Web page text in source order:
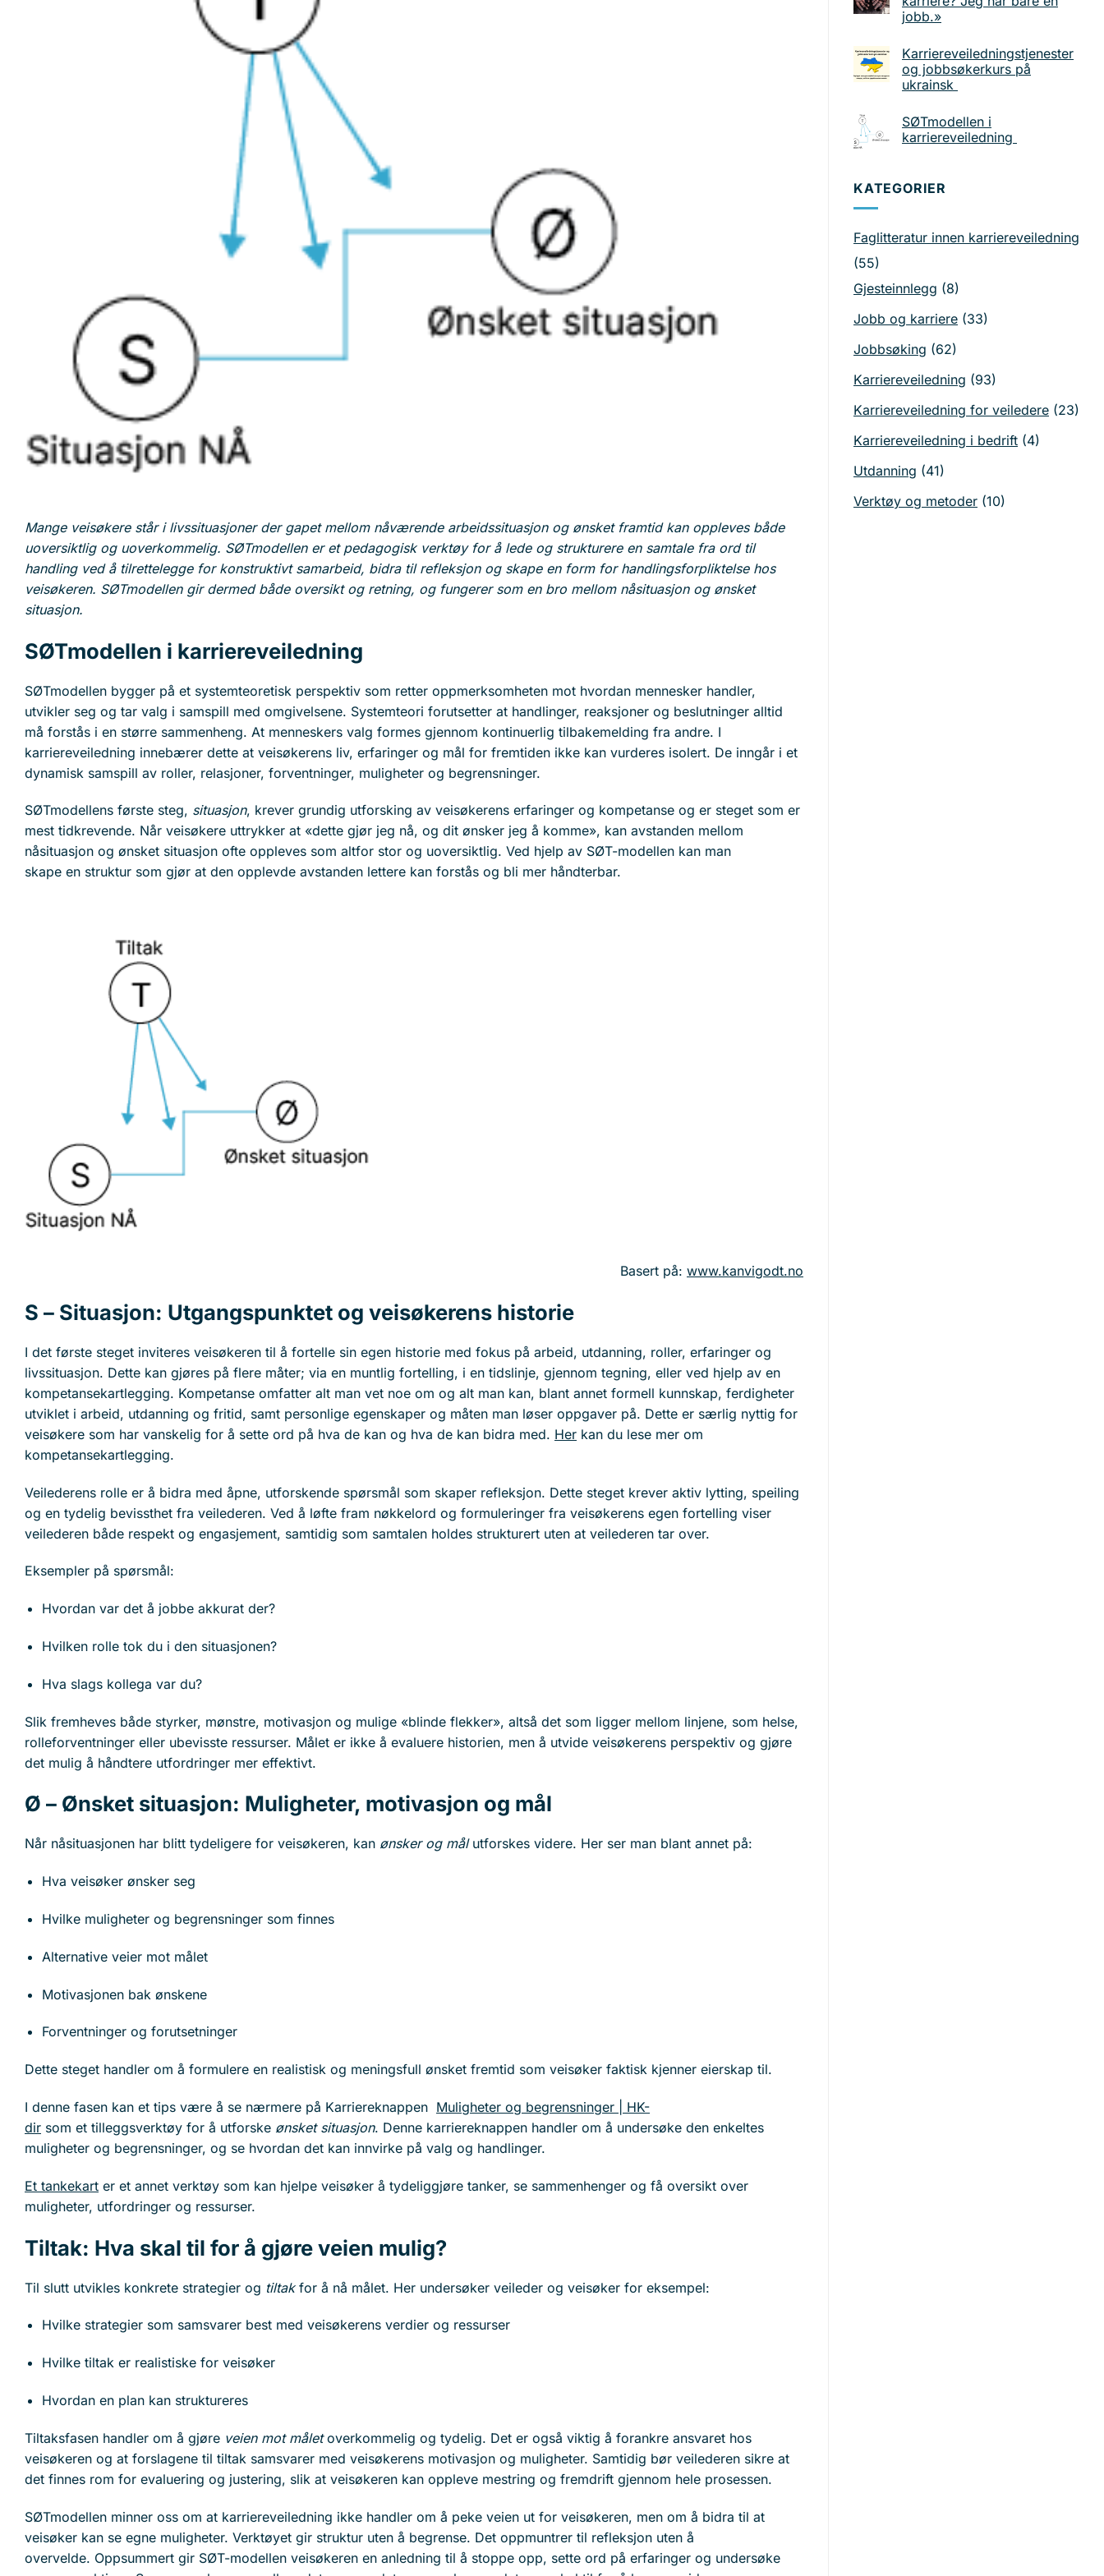
Mange veisøkere står i livssituasjoner der gapet mellom nåværende arbeidssituasjon og ønsket framtid kan oppleves både
uoversiktlig og uoverkommelig. SØTmodellen er et pedagogisk verktøy for å lede og strukturere en samtale fra ord til
handling ved å tilrettelegge for konstruktivt samarbeid, bidra til refleksjon og skape en form for handlingsforpliktelse hos
veisøkeren. SØTmodellen gir dermed både oversikt og retning, og fungerer som en bro mellom nåsituasjon og ønsket
situasjon.
SØTmodellen i karriereveiledning
SØTmodellen bygger på et systemteoretisk perspektiv som retter oppmerksomheten mot hvordan mennesker handler,
utvikler seg og tar valg i samspill med omgivelsene. Systemteori forutsetter at handlinger, reaksjoner og beslutninger alltid
må forstås i en større sammenheng. At menneskers valg formes gjennom kontinuerlig tilbakemelding fra andre. I
karriereveiledning innebærer dette at veisøkerens liv, erfaringer og mål for fremtiden ikke kan vurderes isolert. De inngår i et
dynamisk samspill av roller, relasjoner, forventninger, muligheter og begrensninger.
SØTmodellens første steg, situasjon, krever grundig utforsking av veisøkerens erfaringer og kompetanse og er steget som er
mest tidkrevende. Når veisøkere uttrykker at «dette gjør jeg nå, og dit ønsker jeg å komme», kan avstanden mellom
nåsituasjon og ønsket situasjon ofte oppleves som altfor stor og uoversiktlig. Ved hjelp av SØT-modellen kan man
skape en struktur som gjør at den opplevde avstanden lettere kan forstås og bli mer håndterbar.
Basert på: www.kanvigodt.no
S – Situasjon: Utgangspunktet og veisøkerens historie
I det første steget inviteres veisøkeren til å fortelle sin egen historie med fokus på arbeid, utdanning, roller, erfaringer og
livssituasjon. Dette kan gjøres på flere måter; via en muntlig fortelling, i en tidslinje, gjennom tegning, eller ved hjelp av en
kompetansekartlegging. Kompetanse omfatter alt man vet noe om og alt man kan, blant annet formell kunnskap, ferdigheter
utviklet i arbeid, utdanning og fritid, samt personlige egenskaper og måten man løser oppgaver på. Dette er særlig nyttig for
veisøkere som har vanskelig for å sette ord på hva de kan og hva de kan bidra med. Her kan du lese mer om
kompetansekartlegging.
Veilederens rolle er å bidra med åpne, utforskende spørsmål som skaper refleksjon. Dette steget krever aktiv lytting, speiling
og en tydelig bevissthet fra veilederen. Ved å løfte fram nøkkelord og formuleringer fra veisøkerens egen fortelling viser
veilederen både respekt og engasjement, samtidig som samtalen holdes strukturert uten at veilederen tar over.
Eksempler på spørsmål:
Hvordan var det å jobbe akkurat der?
Hvilken rolle tok du i den situasjonen?
Hva slags kollega var du?
Slik fremheves både styrker, mønstre, motivasjon og mulige «blinde flekker», altså det som ligger mellom linjene, som helse,
rolleforventninger eller ubevisste ressurser. Målet er ikke å evaluere historien, men å utvide veisøkerens perspektiv og gjøre
det mulig å håndtere utfordringer mer effektivt.
Ø – Ønsket situasjon: Muligheter, motivasjon og mål
Når nåsituasjonen har blitt tydeligere for veisøkeren, kan ønsker og mål utforskes videre. Her ser man blant annet på:
Hva veisøker ønsker seg
Hvilke muligheter og begrensninger som finnes
Alternative veier mot målet
Motivasjonen bak ønskene
Forventninger og forutsetninger
Dette steget handler om å formulere en realistisk og meningsfull ønsket fremtid som veisøker faktisk kjenner eierskap til.
I denne fasen kan et tips være å se nærmere på Karriereknappen Muligheter og begrensninger | HK-
dir som et tilleggsverktøy for å utforske ønsket situasjon. Denne karriereknappen handler om å undersøke den enkeltes
muligheter og begrensninger, og se hvordan det kan innvirke på valg og handlinger.
Et tankekart er et annet verktøy som kan hjelpe veisøker å tydeliggjøre tanker, se sammenhenger og få oversikt over
muligheter, utfordringer og ressurser.
Tiltak: Hva skal til for å gjøre veien mulig?
Til slutt utvikles konkrete strategier og tiltakfor å nå målet. Her undersøker veileder og veisøker for eksempel:
Hvilke strategier som samsvarer best med veisøkerens verdier og ressurser
Hvilke tiltak er realistiske for veisøker
Hvordan en plan kan struktureres
Tiltaksfasen handler om å gjøre veien mot måletoverkommelig og tydelig. Det er også viktig å forankre ansvaret hos
veisøkeren og at forslagene til tiltak samsvarer med veisøkerens motivasjon og muligheter. Samtidig bør veilederen sikre at
det finnes rom for evaluering og justering, slik at veisøkeren kan oppleve mestring og fremdrift gjennom hele prosessen.
SØTmodellen minner oss om at karriereveiledning ikke handler om å peke veien ut for veisøkeren, men om å bidra til at
veisøker kan se egne muligheter. Verktøyet gir struktur uten å begrense. Det oppmuntrer til refleksjon uten å
overvelde. Oppsummert gir SØT-modellen veisøkeren en anledning til å stoppe opp, sette ord på erfaringer og undersøke
jobb.»
Karriereveiledningstjenester
og jobbsøkerkurs på
ukrainsk
SØTmodellen i
karriereveiledning
KATEGORIER
Faglitteratur innen karriereveiledning
(55)
Gjesteinnlegg (8)
Jobb og karriere (33)
Jobbsøking (62)
Karriereveiledning (93)
Karriereveiledning for veiledere (23)
Karriereveiledning i bedrift (4)
Utdanning (41)
Verktøy og metoder (10)